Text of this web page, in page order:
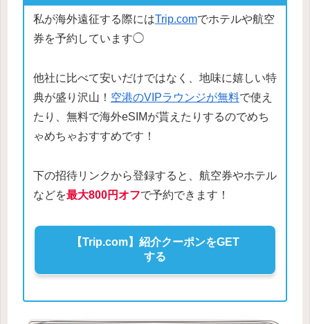
私が海外遠征する際にはTrip.comでホテルや航空
券を予約しています◯
他社に比べて安いだけではなく、地味に嬉しい特
典が盛り沢山！ 空港のVIPラウンジが無料で使え
たり、無料で海外eSIMが貰えたりするのでめち
ゃめちゃおすすめです！
下の招待リンクから登録すると、航空券やホテル
などを最大800円オフで予約できます！
【Trip.com】紹介クーポンをGET
する